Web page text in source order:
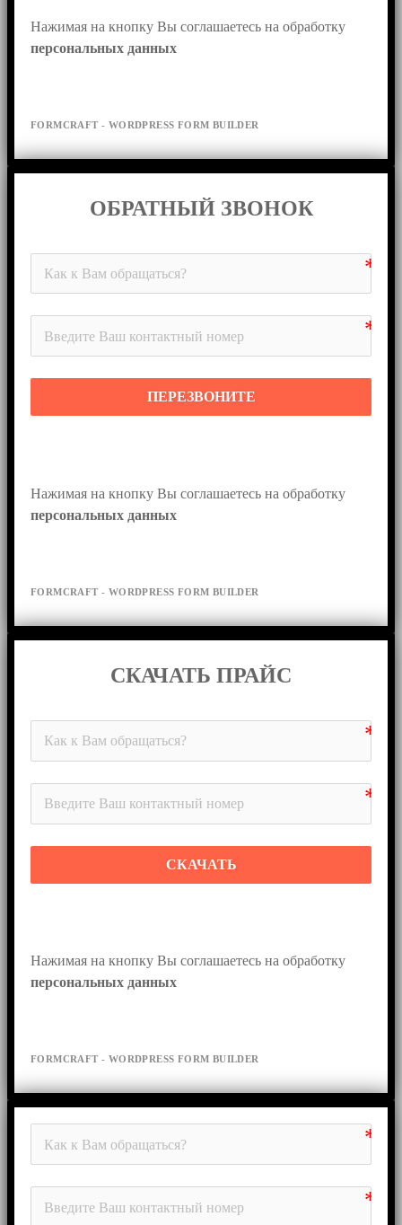
персональных данных
FORMCRAFT - WORDPRESS FORM BUILDER
ОБРАТНЫЙ ЗВОНОК
ПЕРЕЗВОНИТЕ
персональных данных
FORMCRAFT - WORDPRESS FORM BUILDER
СКАЧАТЬ ПРАЙС
СКАЧАТЬ
персональных данных
FORMCRAFT - WORDPRESS FORM BUILDER